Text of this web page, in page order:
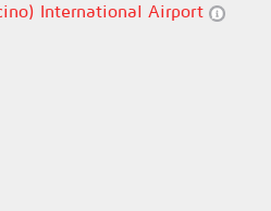
International Airport